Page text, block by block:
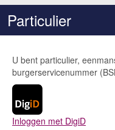
Particulier
U bent particulier,
burgerservicenummer
Inloggen met DigiD